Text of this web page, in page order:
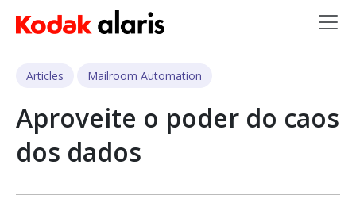
Skip to main content
Articles Mailroom Automation
Aproveite o poder do caos
dos dados